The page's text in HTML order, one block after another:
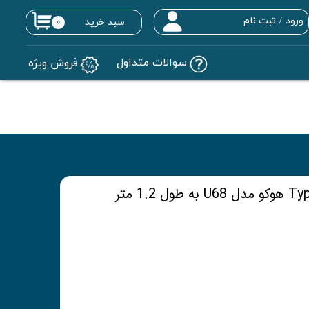
ورود / ثبت نام ۰ سبد خرید
سوالات متداول فروش ویژه